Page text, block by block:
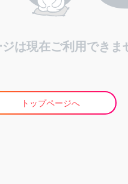
は現在ご利用できま